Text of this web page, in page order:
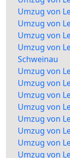
Umzug von
Umzug von
Umzug von
Umzug von
Schweinau
Umzug von
Umzug von
Umzug von
Umzug von
Umzug von
Umzug von
Umzug von
Umzug von